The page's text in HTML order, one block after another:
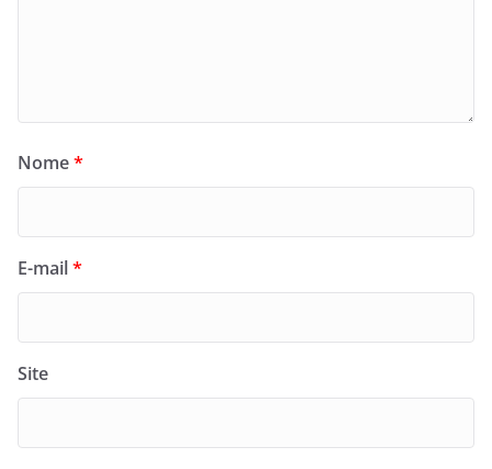
Nome*
E-mail*
Site